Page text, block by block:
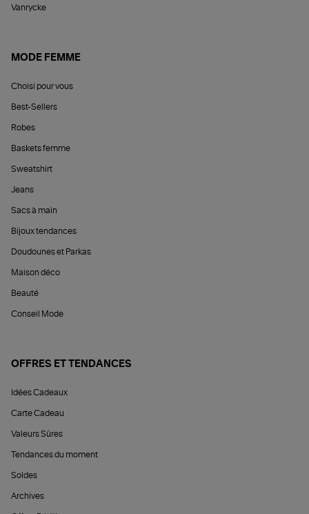
Vanrycke
MODE FEMME
Choisi pour vous
Best-Sellers
Robes
Baskets femme
Sweatshirt
Jeans
Sacs à main
Bijoux tendances
Doudounes et Parkas
Maison déco
Beauté
Conseil Mode
OFFRES ET TENDANCES
Idées Cadeaux
Carte Cadeau
Valeurs Sûres
Tendances du moment
Soldes
Archives